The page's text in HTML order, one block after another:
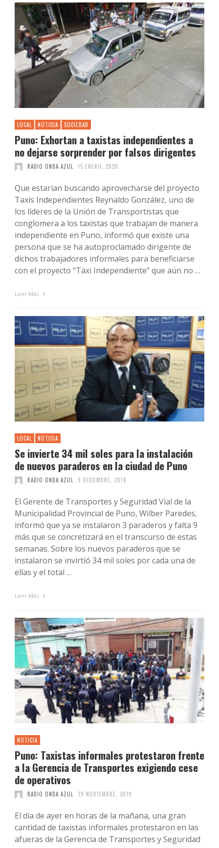
LOCAL NOTICIA SOCIEDAD
Puno: Exhortan a taxistas independientes a
no dejarse sorprender por falsos dirigentes
RADIO ONDA AZUL 15 ENERO, 2020
Que estarían buscando aprovecharse del proyecto
Taxis Independientes Reynaldo González, uno de
los líderes de la Unión de Transportistas que
conglomera a los taxistas que trabajan de manera
independiente en Puno, informó que existe una
persona que se ha autoproclamado dirigente de
dichos trabajadores informales para beneficiarse
con el proyecto “Taxi Independiente” que aún no …
Leer Más
LOCAL NOTICIA
Se invierte 34 mil soles para la instalación
de nuevos paraderos en la ciudad de Puno
RADIO ONDA AZUL 9 DICIEMBRE, 2019
El Gerente de Transportes y Seguridad Vial de la
Municipalidad Provincial de Puno, Wilber Paredes,
informó que ya se instalaron 3 paraderos y falta 9
más que se concretizará en el transcurso de estas
semanas. Sobre los nuevos paraderos que se
instalaron se invirtió 34 mil soles por cada una de
ellas y el total …
Leer Más
NOTICIA
Puno: Taxistas informales protestaron frente
a la Gerencia de Transportes exigiendo cese
de operativos
RADIO ONDA AZUL 29 NOVIEMBRE, 2019
El día de ayer en horas de la mañana, una gran
cantidad de taxistas informales protestaron en las
afueras de la Gerencia de Transportes y Seguridad